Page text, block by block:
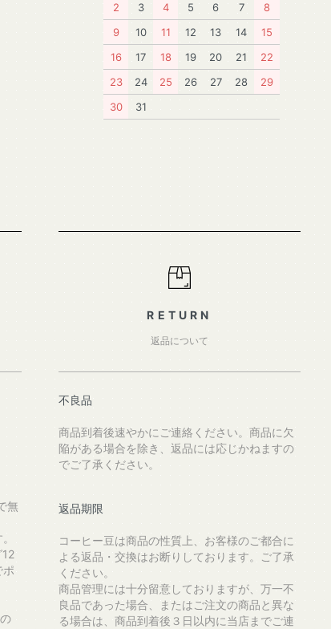
2
3 4 5 6 7
8
9
10 11 12 13 14
15
16
17 18 19 20 21
22
23
24 25 26 27 28
29
30
31
無
ポ
RETURN
返品について
不良品
商品到着後速やかにご連絡ください。商品に欠
陥がある場合を除き、返品には応じかねますの
でご了承ください。
返品期限
コーヒー豆は商品の性質上、お客様のご都合に
よる返品・交換はお断りしております。ご了承
ください。
商品管理には十分留意しておりますが、万一不
良品であった場合、またはご注文の商品と異な
る場合は、商品到着後３日以内に当店までご連